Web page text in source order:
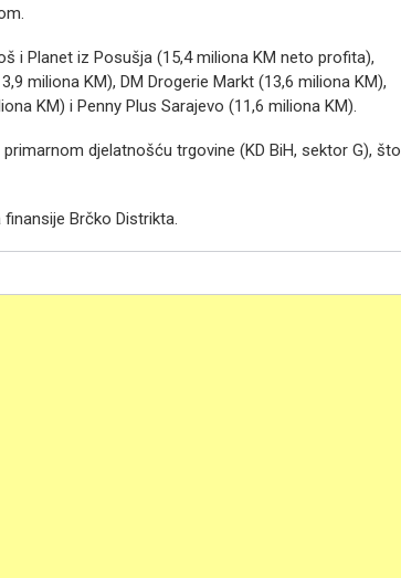
i Planet iz Posušja (15,4 miliona KM neto profita),
miliona KM), DM Drogerie Markt (13,6 miliona KM),
KM) i Penny Plus Sarajevo (11,6 miliona KM).
djelatnošću trgovine (KD BiH, sektor G), što
finansije Brčko Distrikta.